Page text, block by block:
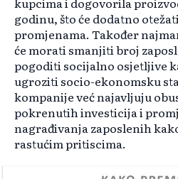
godinu, što će dodatno
promjenama. Također
će morati smanjiti broj
pogoditi socijalno osjetljive
ugroziti socio-ekonomsku
kompanije već najavljuju
pokrenutih investicija i
nagrađivanja zaposlenih
rastućim pritiscima.